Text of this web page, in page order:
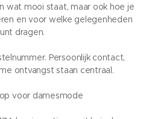
wat mooi staat, maar ook hoe je
en voor welke gelegenheden
dragen.
Persoonlijk contact,
ontvangst staan centraal.
voor damesmode